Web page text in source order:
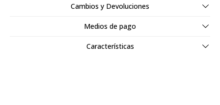
Cambios y Devoluciones
Medios de pago
Características